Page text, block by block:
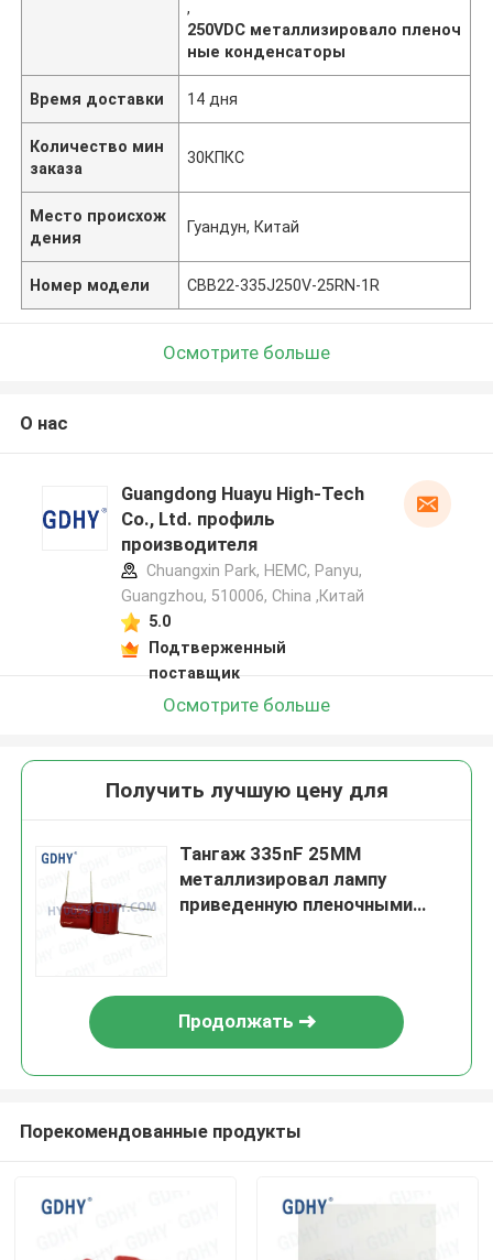
,
250VDC металлизировало пленоч
ные конденсаторы
Время доставки 14 дня
Количество мин
заказа
30КПКС
Место происхож
дения
Гуандун, Китай
Номер модели CBB22-335J250V-25RN-1R
Осмотрите больше
О нас
Guangdong Huayu High-Tech
Co., Ltd. профиль
производителя
Chuangxin Park, HEMC, Panyu,
Guangzhou, 510006, China ,Китай
5.0
Подтверженный
поставщик
Осмотрите больше
Получить лучшую цену для
Тангаж 335nF 25MM
металлизировал лампу
приведенную пленочными
Продолжать
Порекомендованные продукты